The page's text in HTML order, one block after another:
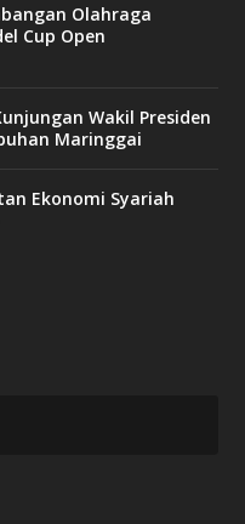
Olahraga
Cup Open
Wakil Presiden
Maringgai
Ekonomi Syariah